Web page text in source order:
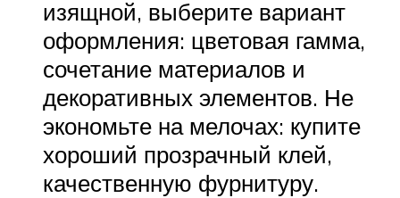
изящной, выберите вариант
оформления: цветовая гамма,
сочетание материалов и
декоративных элементов. Не
экономьте на мелочах: купите
хороший прозрачный клей,
качественную фурнитуру.